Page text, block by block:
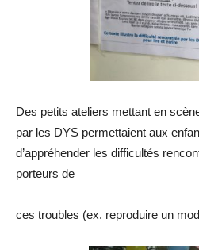
Des petits ateliers mettant en
par les DYS permettaient aux
d’appréhender les difficultés
porteurs de
ces troubles (ex. reproduire un